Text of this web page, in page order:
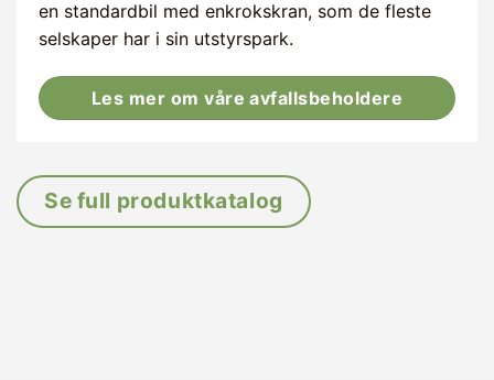
en standardbil med enkrokskran, som de fleste
selskaper har i sin utstyrspark.
Les mer om våre avfallsbeholdere
Se full produktkatalog